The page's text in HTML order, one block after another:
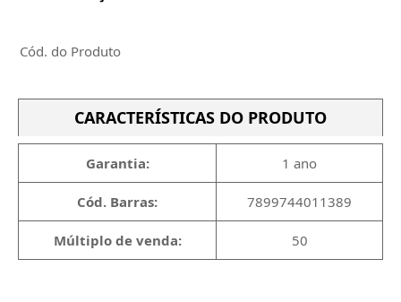
Cód. do Produto
CARACTERÍSTICAS DO PRODUTO
Garantia: 1 ano
Cód. Barras: 7899744011389
Múltiplo de venda: 50